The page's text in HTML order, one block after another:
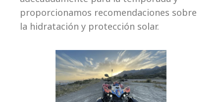
proporcionamos recomendaciones sobre
la hidratación y protección solar.